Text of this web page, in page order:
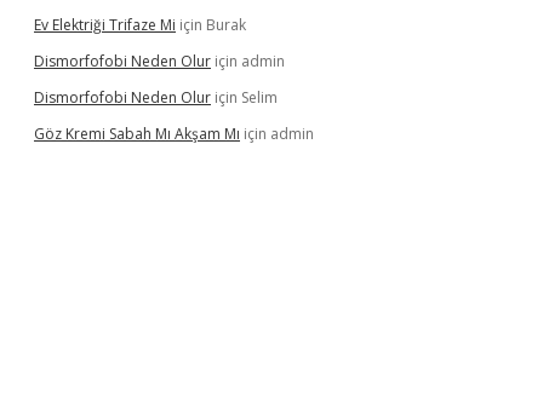
Ev Elektriği Trifaze Mi için Burak
Dismorfofobi Neden Olur için admin
Dismorfofobi Neden Olur için Selim
Göz Kremi Sabah Mı Akşam Mı için admin